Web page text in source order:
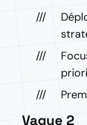
Vague 2